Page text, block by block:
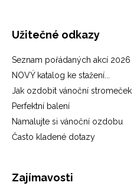
Užitečné odkazy
Seznam pořádaných akcí 2026
NOVÝ katalog ke stažení...
Jak ozdobit vánoční stromeček
Perfektní balení
Namalujte si vánoční ozdobu
Často kladené dotazy
Zajímavosti